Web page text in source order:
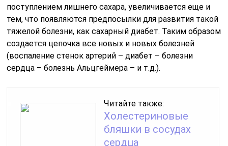
поступлением лишнего сахара, увеличивается еще и
тем, что появляются предпосылки для развития такой
тяжелой болезни, как сахарный диабет. Таким образом
создается цепочка все новых и новых болезней
(воспаление стенок артерий – диабет – болезни
сердца – болезнь Альцгеймера – и т.д.).
Читайте также:
Холестериновые
бляшки в сосудах
сердца